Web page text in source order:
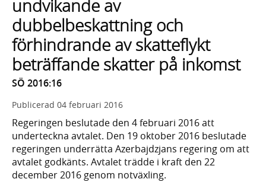
undvikande av
dubbelbeskattning och
förhindrande av skatteflykt
beträffande skatter på inkomst
SÖ 2016:16
Publicerad 04 februari 2016
Regeringen beslutade den 4 februari 2016 att
underteckna avtalet. Den 19 oktober 2016 beslutade
regeringen underrätta Azerbajdzjans regering om att
avtalet godkänts. Avtalet trädde i kraft den 22
december 2016 genom notväxling.